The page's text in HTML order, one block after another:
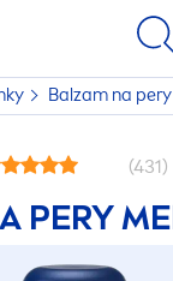
Balzam na pery
(431)
PERY